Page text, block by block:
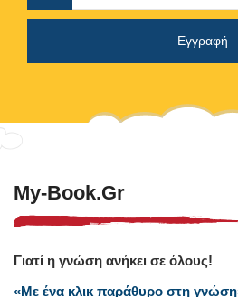
My-Book.gr
Γιατί η γνώση ανήκει σε όλους!
«Με ένα κλικ παράθυρο στη